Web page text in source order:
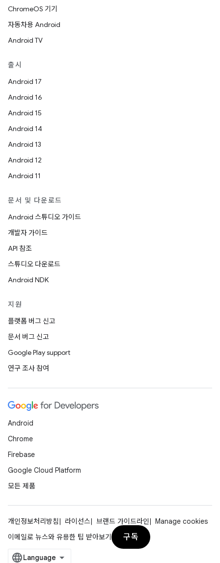
ChromeOS 기기
자동차용 Android
Android TV
출시
Android 17
Android 16
Android 15
Android 14
Android 13
Android 12
Android 11
문서 및 다운로드
Android 스튜디오 가이드
개발자 가이드
API 참조
스튜디오 다운로드
Android NDK
지원
플랫폼 버그 신고
문서 버그 신고
Google Play support
연구 조사 참여
Android
Chrome
Firebase
Google Cloud Platform
모든 제품
개인정보처리방침 라이선스 브랜드 가이드라인
Manage cookies
이메일로 뉴스와 유용한 팁 받아보기
구독